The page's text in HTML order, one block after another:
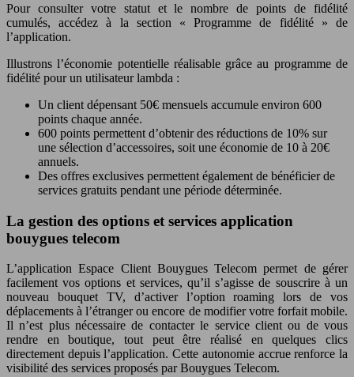
Pour consulter votre statut et le nombre de points de fidélité
cumulés, accédez à la section « Programme de fidélité » de
l’application.
Illustrons l’économie potentielle réalisable grâce au programme de
fidélité pour un utilisateur lambda :
Un client dépensant 50€ mensuels accumule environ 600
points chaque année.
600 points permettent d’obtenir des réductions de 10% sur
une sélection d’accessoires, soit une économie de 10 à 20€
annuels.
Des offres exclusives permettent également de bénéficier de
services gratuits pendant une période déterminée.
La gestion des options et services application
bouygues telecom
L’application Espace Client Bouygues Telecom permet de gérer
facilement vos options et services, qu’il s’agisse de souscrire à un
nouveau bouquet TV, d’activer l’option roaming lors de vos
déplacements à l’étranger ou encore de modifier votre forfait mobile.
Il n’est plus nécessaire de contacter le service client ou de vous
rendre en boutique, tout peut être réalisé en quelques clics
directement depuis l’application. Cette autonomie accrue renforce la
visibilité des services proposés par Bouygues Telecom.